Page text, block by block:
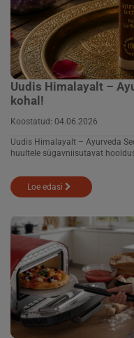
Uudis Himalayalt –
kohal!
Koostatud: 04.06.2026
Uudis Himalayalt – Ayurveda
huultele sügavniisutavat
Loe edasi